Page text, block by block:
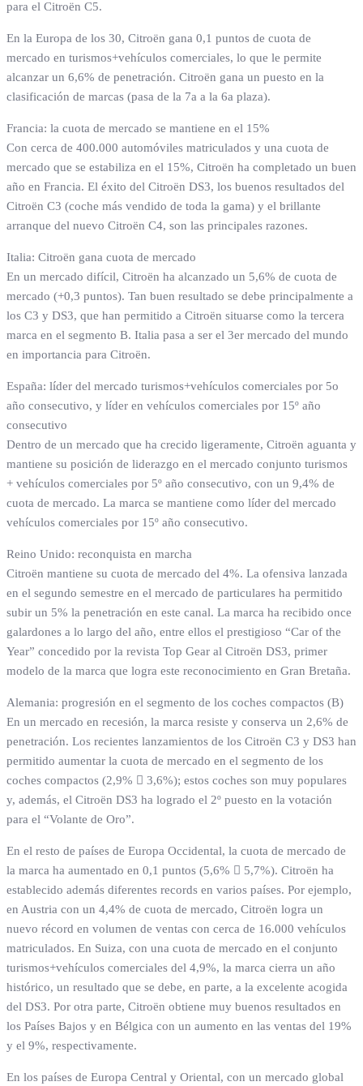
para el Citroën C5.
En la Europa de los 30, Citroën gana 0,1 puntos de cuota de
mercado en turismos+vehículos comerciales, lo que le permite
alcanzar un 6,6% de penetración. Citroën gana un puesto en la
clasificación de marcas (pasa de la 7a a la 6a plaza).
Francia: la cuota de mercado se mantiene en el 15%
Con cerca de 400.000 automóviles matriculados y una cuota de
mercado que se estabiliza en el 15%, Citroën ha completado un buen
año en Francia. El éxito del Citroën DS3, los buenos resultados del
Citroën C3 (coche más vendido de toda la gama) y el brillante
arranque del nuevo Citroën C4, son las principales razones.
Italia: Citroën gana cuota de mercado
En un mercado difícil, Citroën ha alcanzado un 5,6% de cuota de
mercado (+0,3 puntos). Tan buen resultado se debe principalmente a
los C3 y DS3, que han permitido a Citroën situarse como la tercera
marca en el segmento B. Italia pasa a ser el 3er mercado del mundo
en importancia para Citroën.
España: líder del mercado turismos+vehículos comerciales por 5o
año consecutivo, y líder en vehículos comerciales por 15º año
consecutivo
Dentro de un mercado que ha crecido ligeramente, Citroën aguanta y
mantiene su posición de liderazgo en el mercado conjunto turismos
+ vehículos comerciales por 5º año consecutivo, con un 9,4% de
cuota de mercado. La marca se mantiene como líder del mercado
vehículos comerciales por 15º año consecutivo.
Reino Unido: reconquista en marcha
Citroën mantiene su cuota de mercado del 4%. La ofensiva lanzada
en el segundo semestre en el mercado de particulares ha permitido
subir un 5% la penetración en este canal. La marca ha recibido once
galardones a lo largo del año, entre ellos el prestigioso “Car of the
Year” concedido por la revista Top Gear al Citroën DS3, primer
modelo de la marca que logra este reconocimiento en Gran Bretaña.
Alemania: progresión en el segmento de los coches compactos (B)
En un mercado en recesión, la marca resiste y conserva un 2,6% de
penetración. Los recientes lanzamientos de los Citroën C3 y DS3 han
permitido aumentar la cuota de mercado en el segmento de los
coches compactos (2,9%  3,6%); estos coches son muy populares
y, además, el Citroën DS3 ha logrado el 2º puesto en la votación
para el “Volante de Oro”.
En el resto de países de Europa Occidental, la cuota de mercado de
la marca ha aumentado en 0,1 puntos (5,6%  5,7%). Citroën ha
establecido además diferentes records en varios países. Por ejemplo,
en Austria con un 4,4% de cuota de mercado, Citroën logra un
nuevo récord en volumen de ventas con cerca de 16.000 vehículos
matriculados. En Suiza, con una cuota de mercado en el conjunto
turismos+vehículos comerciales del 4,9%, la marca cierra un año
histórico, un resultado que se debe, en parte, a la excelente acogida
del DS3. Por otra parte, Citroën obtiene muy buenos resultados en
los Países Bajos y en Bélgica con un aumento en las ventas del 19%
y el 9%, respectivamente.
En los países de Europa Central y Oriental, con un mercado global